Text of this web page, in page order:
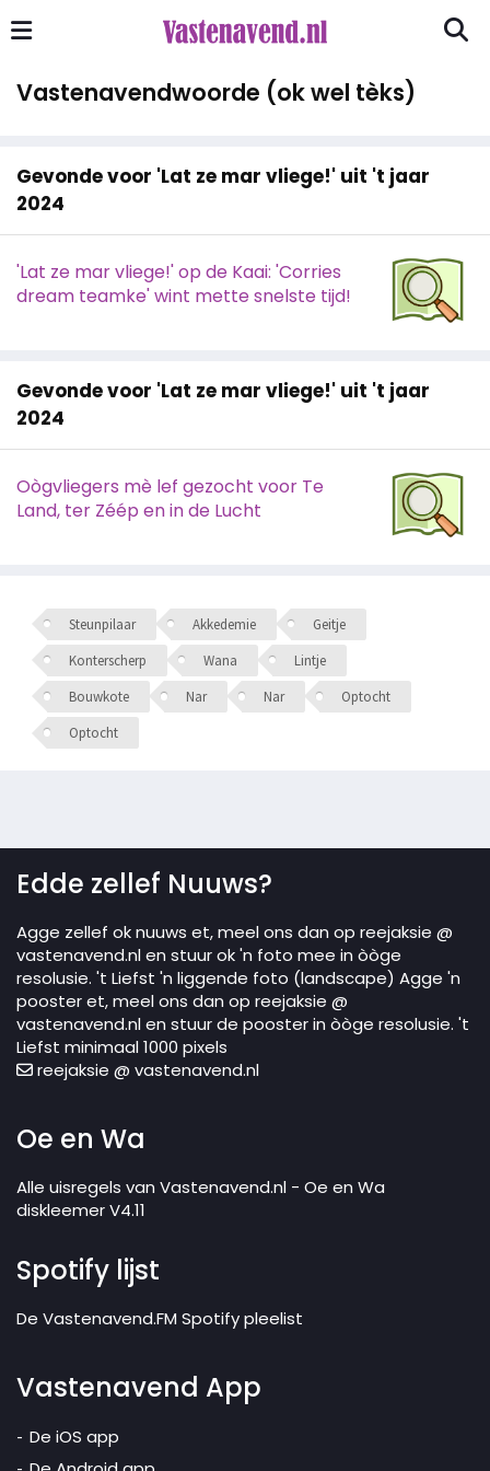
Vastenavendwoorde (ok wel tèks)
Gevonde voor 'Lat ze mar vliege!' uit 't jaar
2024
'Lat ze mar vliege!' op de Kaai: 'Corries
dream teamke' wint mette snelste tijd!
Gevonde voor 'Lat ze mar vliege!' uit 't jaar
2024
Oògvliegers mè lef gezocht voor Te
Land, ter Zéép en in de Lucht
Steunpilaar Akkedemie
Geitje
Konterscherp
Wana
Lintje
Bouwkote
Nar Nar
Optocht
Optocht
Edde zellef Nuuws?
Agge zellef ok nuuws et, meel ons dan op reejaksie @
vastenavend.nl en stuur ok 'n foto mee in òòge
resolusie. 't Liefst 'n liggende foto (landscape) Agge 'n
pooster et, meel ons dan op reejaksie @
vastenavend.nl en stuur de pooster in òòge resolusie. 't
Liefst minimaal 1000 pixels
reejaksie @ vastenavend.nl
Oe en Wa
Alle uisregels van Vastenavend.nl - Oe en Wa
diskleemer V4.11
Spotify lijst
De Vastenavend.FM Spotify pleelist
Vastenavend App
De iOS app